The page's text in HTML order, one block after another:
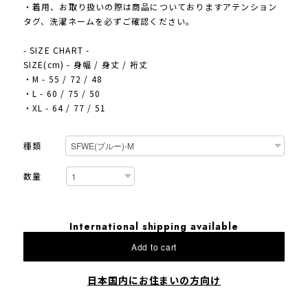
・着用、お取り扱いの際は商品についておりますアテンション
タグ、洗濯ネームを必ずご確認ください。
- SIZE CHART -
SIZE(cm) - 身幅 / 身丈 / 裄丈
・M - 55 / 72 / 48
・L - 60 / 75 / 50
・XL - 64 / 77 / 51
種類
数量
International shipping available
Add to cart
日本国内にお住まいの方向け